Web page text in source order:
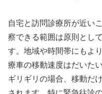
自宅と訪問診療所が近い
察できる範囲は原則とし
す。地域や時間帯にもよ
療車の移動速度はだいた
ギリギリの場合、移動だ